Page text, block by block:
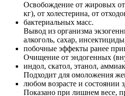
Освобождение от жировых
кг), от холестерина, от
бактериальных масс.
Вывод из организма
алкоголь, сахар,
побочные эффекты ранее
Очищение от эндогенных
индол, скатол, этанол,
Подходит для омоложения
любом возрасте и состоянии
Показано при лишнем весе,